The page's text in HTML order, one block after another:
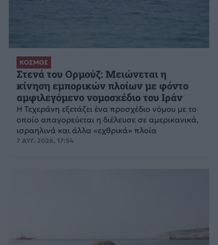
ΚΟΣΜΟΣ
Στενά του Ορμούζ: Μειώνεται η
κίνηση εμπορικών πλοίων με φόντο
αμφιλεγόμενο νομοσχέδιο του Ιράν
Η Τεχεράνη εξετάζει ένα προσχέδιο νόμου με το
οποίο απαγορεύεται η διέλευσε σε αμερικανικά,
ισραηλινά και άλλα «εχθρικά» πλοία
7 ΑΥΓ. 2026, 17:54